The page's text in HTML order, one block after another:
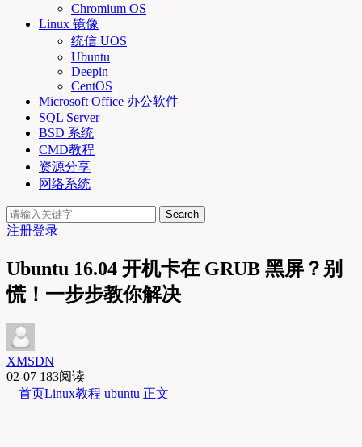
Chromium OS
Linux 镜像
统信 UOS
Ubuntu
Deepin
CentOS
Microsoft Office 办公软件
SQL Server
BSD 系统
CMD教程
资源分享
网络系统
Search
注册登录
Ubuntu 16.04 开机卡在 GRUB 黑屏？别
慌！一步步教你解决
XMSDN
02-07 183阅读
首页Linux教程 ubuntu 正文